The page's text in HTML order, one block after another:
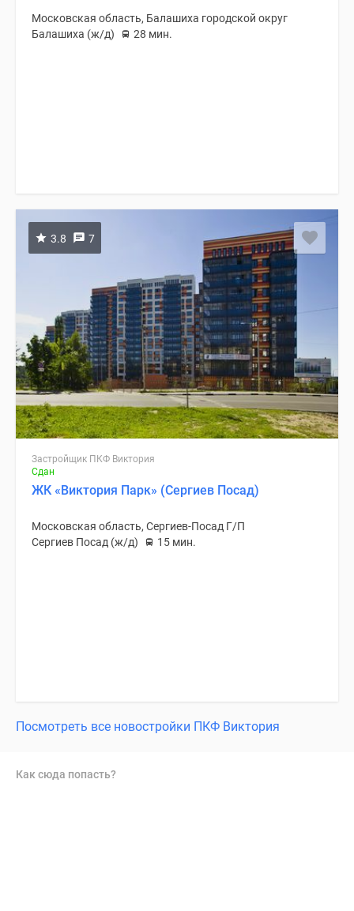
Московская область, Балашиха городской округ
Балашиха (ж/д)
28 мин.
3.8 7
Застройщик ПКФ Виктория
Сдан
ЖК «Виктория Парк» (Сергиев Посад)
Московская область, Сергиев-Посад Г/П
Сергиев Посад (ж/д)
15 мин.
Посмотреть все новостройки ПКФ Виктория
Как сюда попасть?